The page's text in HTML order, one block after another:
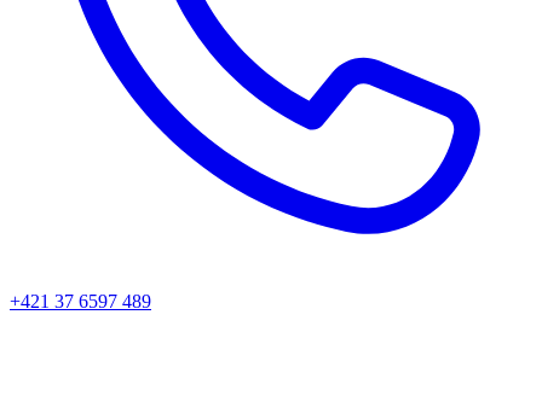
+421 37 6597 489